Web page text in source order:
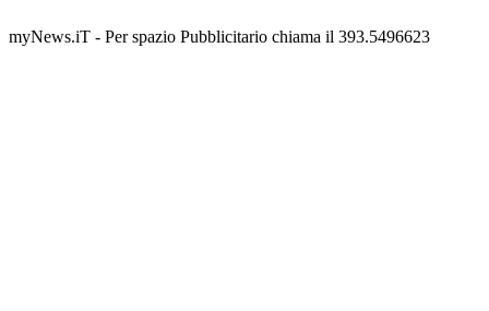
📅 6 Agosto 2026 · 09:00 · 📍 Lungomare C. Colombo
myNews.iT - Per spazio Pubblicitario chiama il 393.5496623